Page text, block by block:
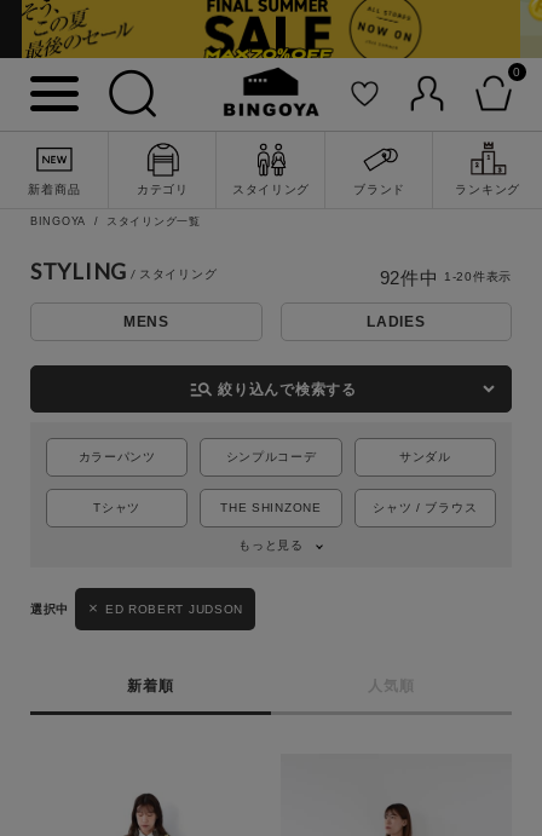
0
新着商品 カテゴリ スタイリング ブランド ランキング
詳細検索
BINGOYA スタイリング一覧
STYLING
MENS LADIES
manage_search 絞り込んで検索する
カラーパンツ シンプルコーデ サンダル
Tシャツ THE SHINZONE シャツ / ブラウス
もっと見る
ED ROBERT JUDSON
新着順 人気順
92件中 1-20件表示